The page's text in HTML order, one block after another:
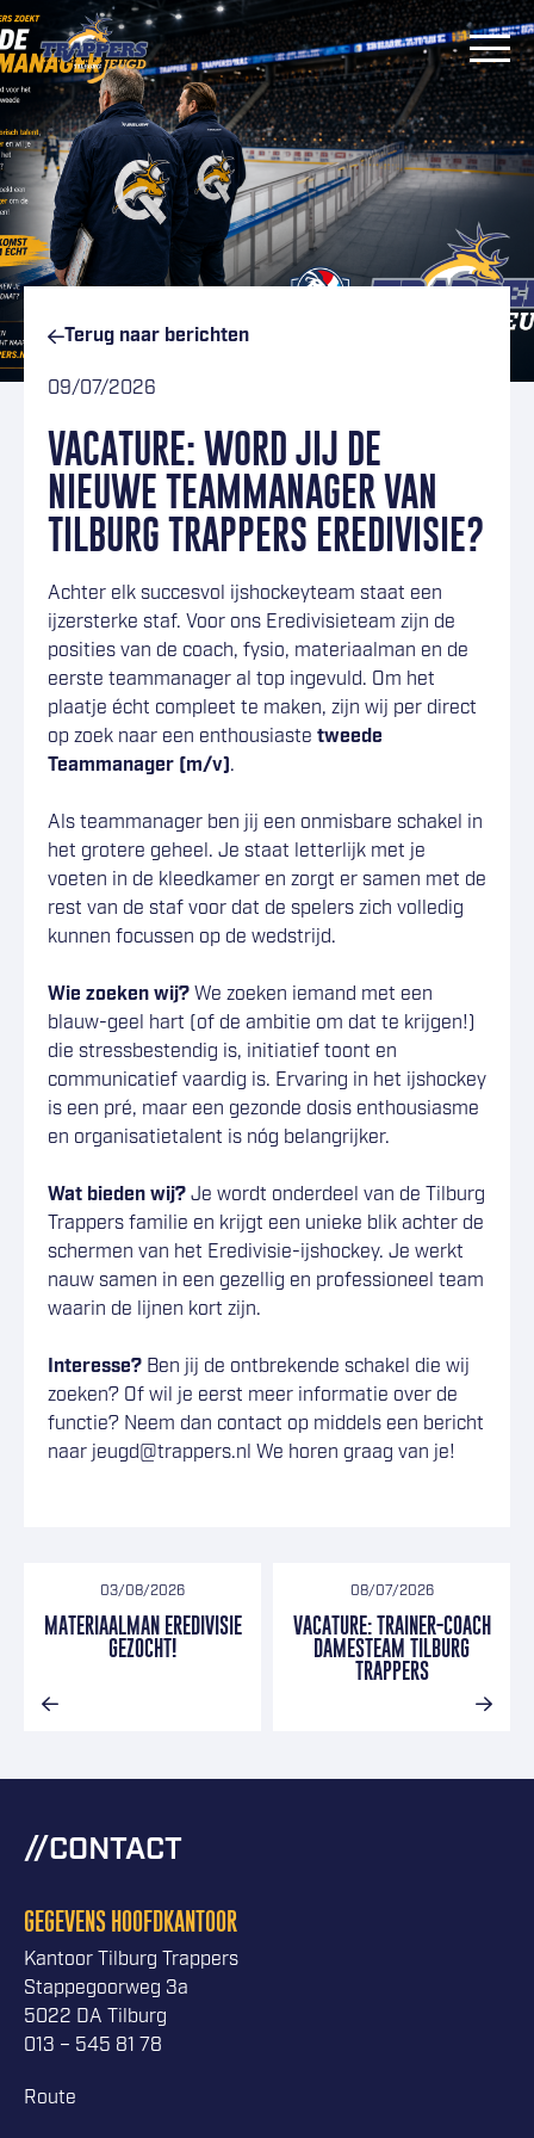
Ga naar inhoud
Terug naar berichten
09/07/2026
VACATURE: WORD JIJ DE
NIEUWE TEAMMANAGER VAN
TILBURG TRAPPERS EREDIVISIE?
Achter elk succesvol ijshockeyteam staat een
ijzersterke staf. Voor ons Eredivisieteam zijn de
posities van de coach, fysio, materiaalman en de
eerste teammanager al top ingevuld. Om het
plaatje écht compleet te maken, zijn wij per direct
op zoek naar een enthousiaste tweede
Teammanager (m/v).
Als teammanager ben jij een onmisbare schakel in
het grotere geheel. Je staat letterlijk met je
voeten in de kleedkamer en zorgt er samen met de
rest van de staf voor dat de spelers zich volledig
kunnen focussen op de wedstrijd.
Wie zoeken wij?We zoeken iemand met een
blauw-geel hart (of de ambitie om dat te krijgen!)
die stressbestendig is, initiatief toont en
communicatief vaardig is. Ervaring in het ijshockey
is een pré, maar een gezonde dosis enthousiasme
en organisatietalent is nóg belangrijker.
Wat bieden wij?Je wordt onderdeel van de Tilburg
Trappers familie en krijgt een unieke blik achter de
schermen van het Eredivisie-ijshockey. Je werkt
nauw samen in een gezellig en professioneel team
waarin de lijnen kort zijn.
Interesse? Ben jij de ontbrekende schakel die wij
zoeken? Of wil je eerst meer informatie over de
functie? Neem dan contact op middels een bericht
naar jeugd@trappers.nl We horen graag van je!
03/08/2026
MATERIAALMAN EREDIVISIE
GEZOCHT!
08/07/2026
VACATURE: TRAINER-COACH
DAMESTEAM TILBURG
TRAPPERS
CONTACT
GEGEVENS HOOFDKANTOOR
Kantoor Tilburg Trappers
Stappegoorweg 3a
5022 DA Tilburg
013 – 545 81 78
Route